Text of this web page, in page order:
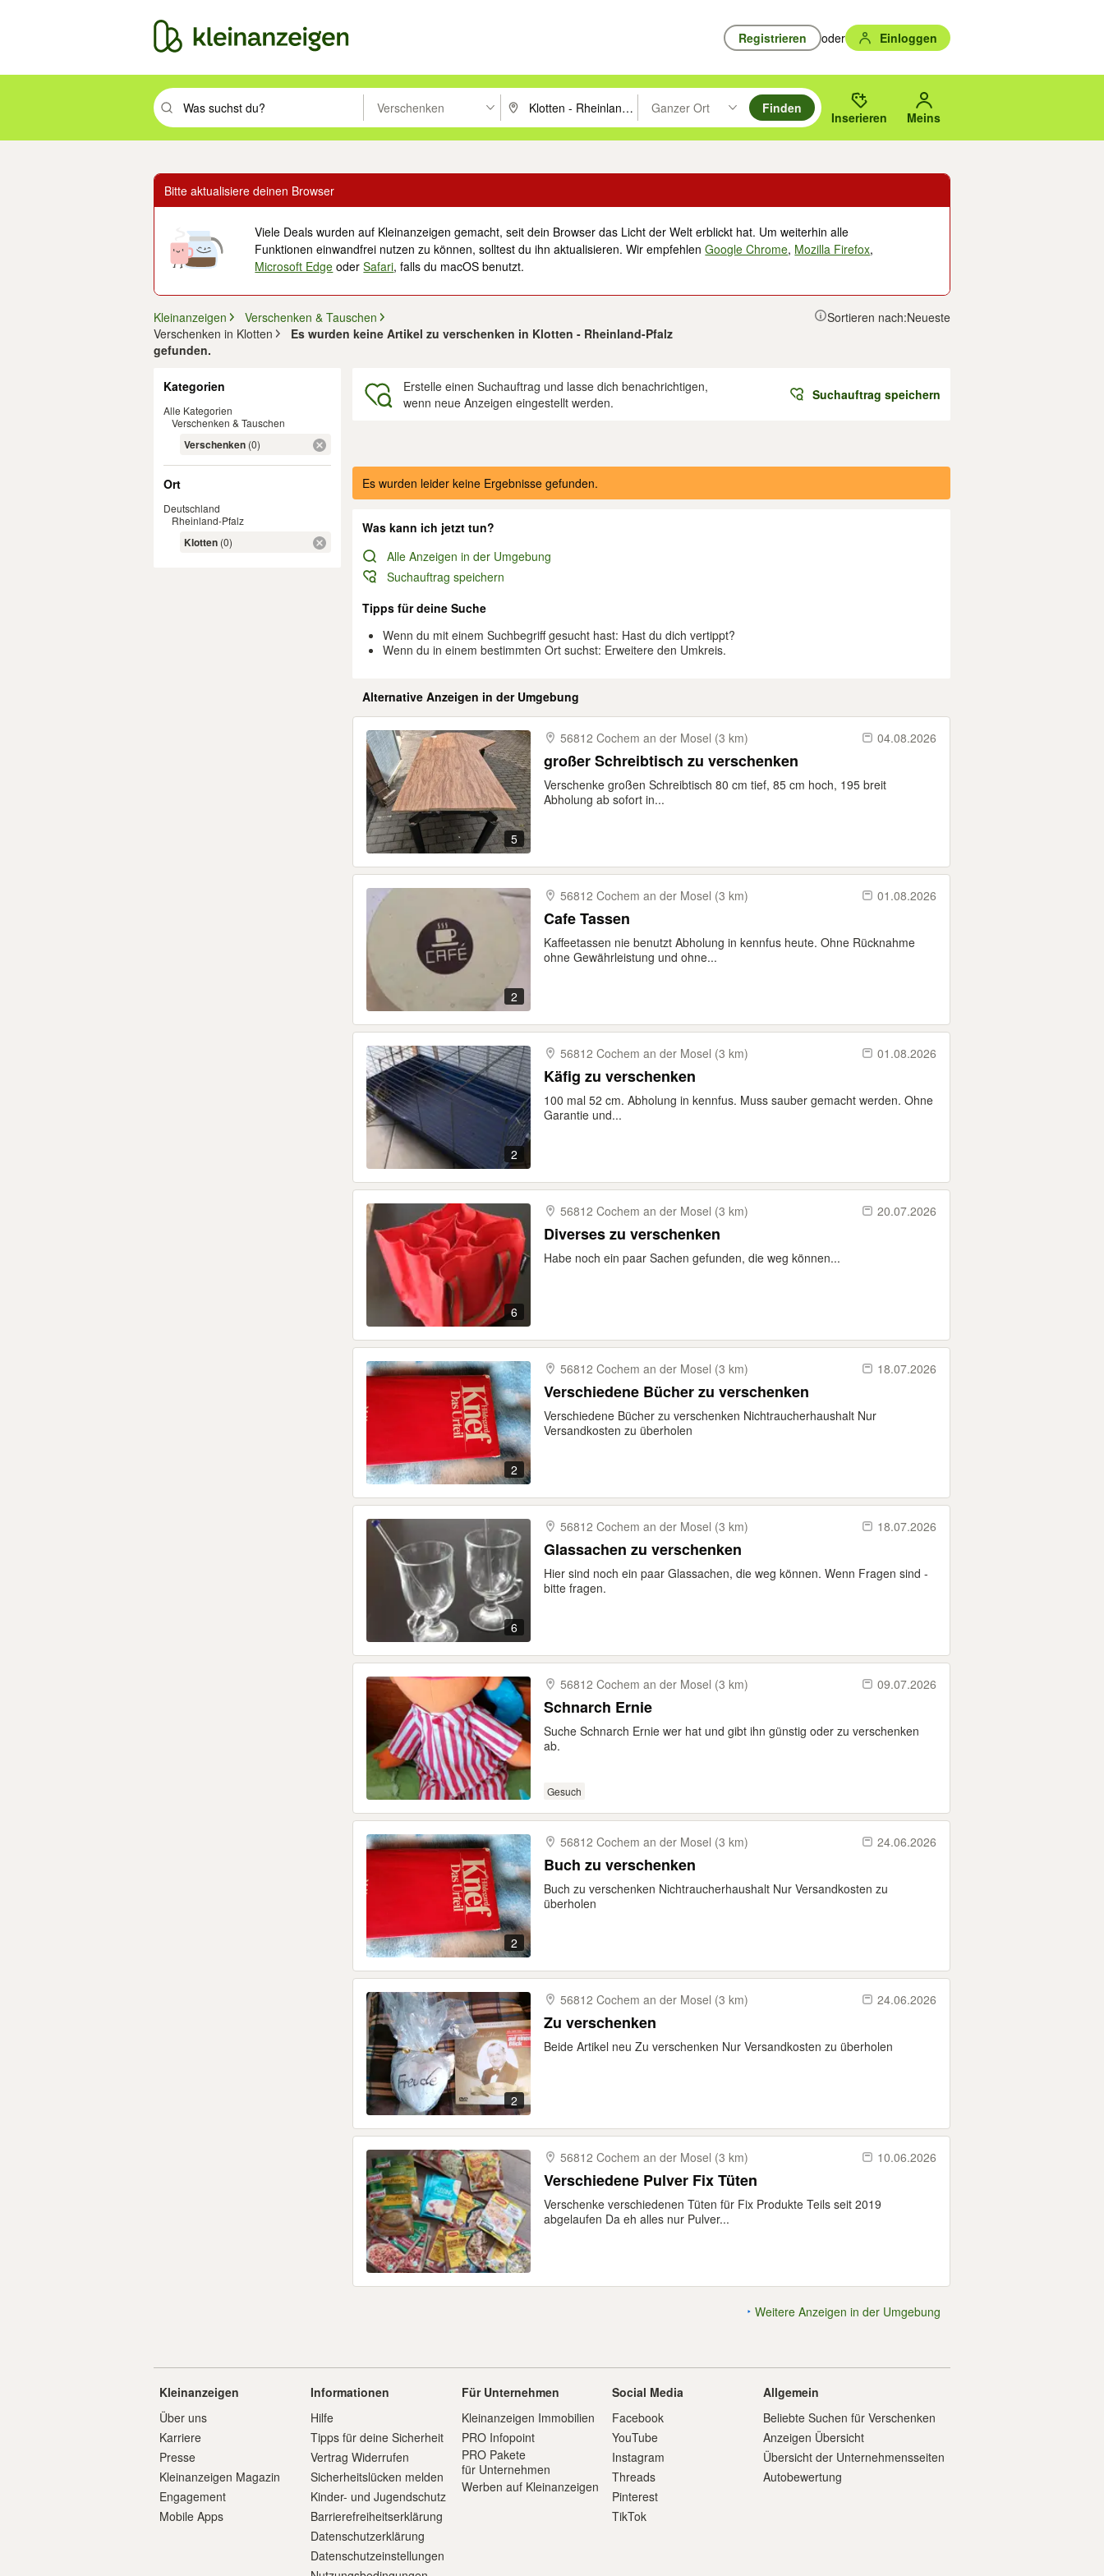
Registrieren oder Einloggen
Suchbegriff eingeben. Eingabetaste drücken um zu suchen, oder Vorschläge mit den Pfeiltasten nach oben/unten durchsuchen und mit Eingabetaste auswählen.
Verschenken PLZ oder Ort eingeben. Eingabetaste drücken um zu suchen, oder Vorschläge mit den Pfeiltasten nach oben/
Ganzer Ort
Suche im Umkreis des gewählten Orts oder PLZ.
Finden
Inserieren Meins
Bitte aktualisiere deinen Browser
Viele Deals wurden auf Kleinanzeigen gemacht, seit dein Browser das Licht der Welt erblickt hat. Um weiterhin alle
Funktionen einwandfrei nutzen zu können, solltest du ihn aktualisieren. Wir empfehlenGoogle Chrome, Mozilla Firefox,
Microsoft Edge oderSafari, falls du macOS benutzt.
Kleinanzeigen
Verschenken & Tauschen
Verschenken in Klotten
Es wurden keine Artikel zu verschenken in Klotten - Rheinland-Pfalz
gefunden.
Sortieren nach:Neueste
Kategorien
Alle Kategorien
Verschenken & Tauschen
Verschenken (0)
Ort
Deutschland
Rheinland-Pfalz
Klotten (0)
Erstelle einen Suchauftrag und lasse dich benachrichtigen,
wenn neue Anzeigen eingestellt werden.
Suchauftrag speichern
Ergebnisse
Es wurden leider keine Ergebnisse gefunden.
Was kann ich jetzt tun?
Alle Anzeigen in der Umgebung
Suchauftrag speichern
Tipps für deine Suche
Wenn du mit einem Suchbegriff gesucht hast: Hast du dich vertippt?
Wenn du in einem bestimmten Ort suchst: Erweitere den Umkreis.
Alternative Anzeigen in der Umgebung
5
56812 Cochem an der Mosel (3 km) 04.08.2026
großer Schreibtisch zu verschenken
Verschenke großen Schreibtisch 80 cm tief, 85 cm hoch, 195 breit
Abholung ab sofort in...
2
56812 Cochem an der Mosel (3 km) 01.08.2026
Cafe Tassen
Kaffeetassen nie benutzt Abholung in kennfus heute. Ohne Rücknahme
ohne Gewährleistung und ohne...
2
56812 Cochem an der Mosel (3 km) 01.08.2026
Käfig zu verschenken
100 mal 52 cm. Abholung in kennfus. Muss sauber gemacht werden. Ohne
Garantie und...
6
56812 Cochem an der Mosel (3 km) 20.07.2026
Diverses zu verschenken
Habe noch ein paar Sachen gefunden, die weg können...
2
56812 Cochem an der Mosel (3 km) 18.07.2026
Verschiedene Bücher zu verschenken
Verschiedene Bücher zu verschenken Nichtraucherhaushalt Nur
Versandkosten zu überholen
6
56812 Cochem an der Mosel (3 km) 18.07.2026
Glassachen zu verschenken
Hier sind noch ein paar Glassachen, die weg können. Wenn Fragen sind -
bitte fragen.
56812 Cochem an der Mosel (3 km) 09.07.2026
Schnarch Ernie
Suche Schnarch Ernie wer hat und gibt ihn günstig oder zu verschenken
ab.
Gesuch
2
56812 Cochem an der Mosel (3 km) 24.06.2026
Buch zu verschenken
Buch zu verschenken Nichtraucherhaushalt Nur Versandkosten zu
überholen
2
56812 Cochem an der Mosel (3 km) 24.06.2026
Zu verschenken
Beide Artikel neu Zu verschenken Nur Versandkosten zu überholen
56812 Cochem an der Mosel (3 km) 10.06.2026
Verschiedene Pulver Fix Tüten
Verschenke verschiedenen Tüten für Fix Produkte Teils seit 2019
abgelaufen Da eh alles nur Pulver...
Weitere Anzeigen in der Umgebung
Kleinanzeigen
Über uns
Karriere
Presse
Kleinanzeigen Magazin
Engagement
Mobile Apps
Informationen
Hilfe
Tipps für deine Sicherheit
Vertrag Widerrufen
Sicherheitslücken melden
Kinder- und Jugendschutz
Barrierefreiheitserklärung
Datenschutzerklärung
Datenschutzeinstellungen
Für Unternehmen
Kleinanzeigen Immobilien
PRO Infopoint
PRO Pakete
für Unternehmen
Werben auf Kleinanzeigen
Social Media
Facebook
YouTube
Instagram
Threads
Pinterest
TikTok
Allgemein
Beliebte Suchen für Verschenken
Anzeigen Übersicht
Übersicht der Unternehmensseiten
Autobewertung